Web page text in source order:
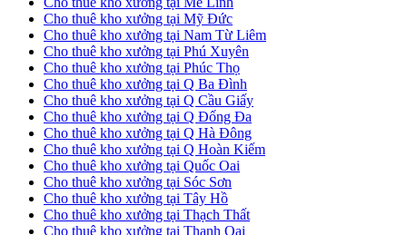
Cho thuê kho xưởng tại Mỹ Đức
Cho thuê kho xưởng tại Nam Từ Liêm
Cho thuê kho xưởng tại Phú Xuyên
Cho thuê kho xưởng tại Phúc Thọ
Cho thuê kho xưởng tại Q Ba Đình
Cho thuê kho xưởng tại Q Cầu Giấy
Cho thuê kho xưởng tại Q Đống Đa
Cho thuê kho xưởng tại Q Hà Đông
Cho thuê kho xưởng tại Q Hoàn Kiếm
Cho thuê kho xưởng tại Quốc Oai
Cho thuê kho xưởng tại Sóc Sơn
Cho thuê kho xưởng tại Tây Hồ
Cho thuê kho xưởng tại Thạch Thất
Cho thuê kho xưởng tại Thanh Oai